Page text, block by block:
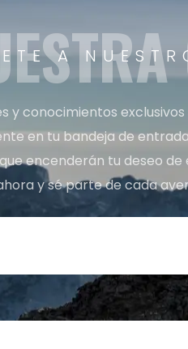
A
y conocimientos
en tu bandeja de
encenderán tu deseo
y sé parte de cada